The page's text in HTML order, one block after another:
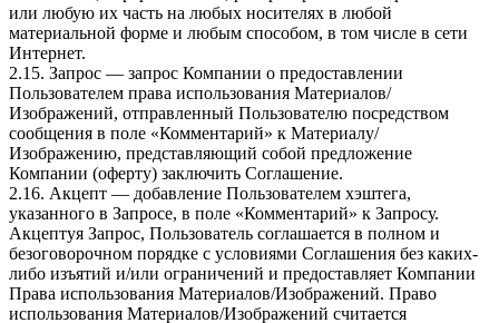
или любую их часть на любых носителях в любой
материальной форме и любым способом, в том числе в сети
Интернет.
2.15. Запрос — запрос Компании о предоставлении
Пользователем права использования Материалов/
Изображений, отправленный Пользователю посредством
сообщения в поле «Комментарий» к Материалу/
Изображению, представляющий собой предложение
Компании (оферту) заключить Соглашение.
2.16. Акцепт — добавление Пользователем хэштега,
указанного в Запросе, в поле «Комментарий» к Запросу.
Акцептуя Запрос, Пользователь соглашается в полном и
безоговорочном порядке с условиями Соглашения без каких-
либо изъятий и/или ограничений и предоставляет Компании
Права использования Материалов/Изображений. Право
использования Материалов/Изображений считается